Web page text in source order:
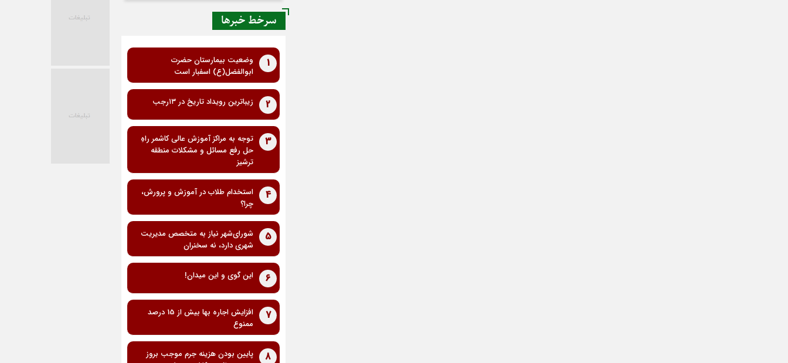
سرخط خبرها
1
وضعیت بیمارستان حضرت
ابوالفضل(ع) اسفبار است
2 زیباترین رویداد تاریخ در ۱۳رجب
3
توجه به مراکز آموزش عالی کاشمر راهِ
حل رفع مسائل و مشکلات منطقه
ترشیز
4
استخدام طلاب در آموزش و پرورش،
چرا؟
5
شورای‌شهر نیاز به متخصص مدیریت
شهری دارد، نه سخنران
6 این گوی و این میدان!
7
افزایش اجاره بها بیش از 15 درصد
ممنوع
8
پایین بودن هزینه جرم موجب بروز